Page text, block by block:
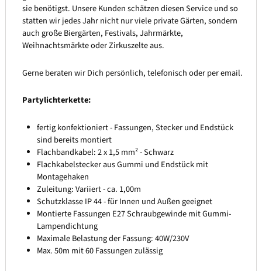
sie benötigst. Unsere Kunden schätzen diesen Service und so
statten wir jedes Jahr nicht nur viele private Gärten, sondern
auch große Biergärten, Festivals, Jahrmärkte,
Weihnachtsmärkte oder Zirkuszelte aus.
Gerne beraten wir Dich persönlich, telefonisch oder per email.
Partylichterkette:
fertig konfektioniert - Fassungen, Stecker und Endstück
sind bereits montiert
Flachbandkabel: 2 x 1,5 mm² - Schwarz
Flachkabelstecker aus Gummi und Endstück mit
Montagehaken
Zuleitung: Variiert - ca. 1,00m
Schutzklasse IP 44 - für Innen und Außen geeignet
Montierte Fassungen E27 Schraubgewinde mit Gummi-
Lampendichtung
Maximale Belastung der Fassung: 40W/230V
Max. 50m mit 60 Fassungen zulässig